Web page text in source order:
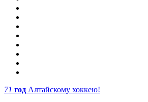
71 год Алтайскому хоккею!